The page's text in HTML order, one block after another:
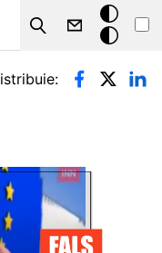
Search
Modul
întunecat